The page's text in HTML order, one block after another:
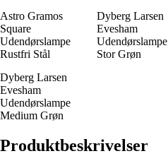
Astro Gramos
Square
Udendørslampe
Rustfri Stål
Dyberg Larsen
Evesham
Udendørslampe
Stor Grøn
Dyberg Larsen
Evesham
Udendørslampe
Medium Grøn
Produktbeskrivelser